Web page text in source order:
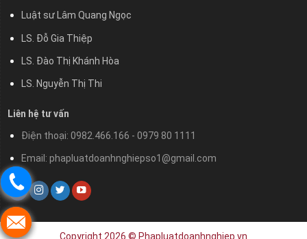
Luật sư Lâm Quang Ngọc
LS. Đỗ Gia Thiệp
LS. Đào Thị Khánh Hòa
LS. Nguyễn Thị Thi
Liên hệ tư vấn
Điện thoại: 0982.466.166 - 0979 80 1111
Email: phapluatdoanhnghiepso1@gmail.com
Copyright 2026 © Phapluatdoanhnghiep.vn